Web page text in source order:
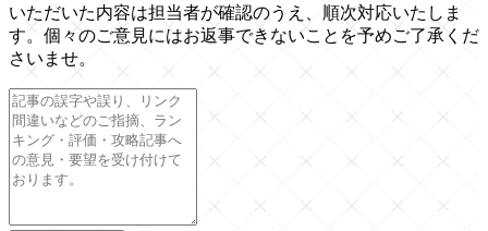
いただいた内容は担当者が確認のうえ、順次対応いたしま
す。個々のご意見にはお返事できないことを予めご了承くだ
さいませ。